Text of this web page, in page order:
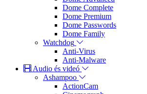
Dome Complete
Dome Premium
Dome Passwords
Dome Family
Watchdog
Anti-Virus
Anti-Malware
Audio és videó
Ashampoo
ActionCam